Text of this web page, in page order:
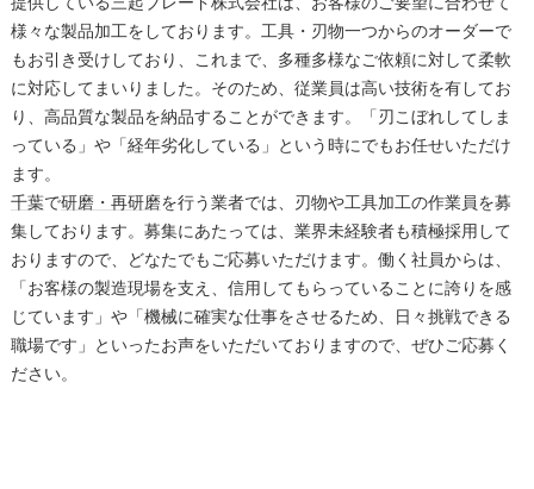
様々な製品加工をしております。工具・刃物一つからのオーダーで
もお引き受けしており、これまで、多種多様なご依頼に対して柔軟
に対応してまいりました。そのため、従業員は高い技術を有してお
り、高品質な製品を納品することができます。「刃こぼれしてしま
っている」や「経年劣化している」という時にでもお任せいただけ
ます。
千葉で研磨・再研磨を行う業者では、刃物や工具加工の作業員を募
集しております。募集にあたっては、業界未経験者も積極採用して
おりますので、どなたでもご応募いただけます。働く社員からは、
「お客様の製造現場を支え、信用してもらっていることに誇りを感
じています」や「機械に確実な仕事をさせるため、日々挑戦できる
職場です」といったお声をいただいておりますので、ぜひご応募く
ださい。